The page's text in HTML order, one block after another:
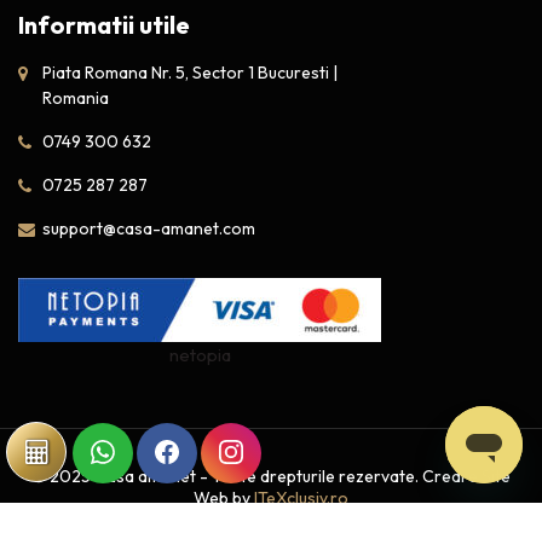
Informatii utile
Piata Romana Nr. 5, Sector 1 Bucuresti |
Romania
0749 300 632
0725 287 287
support@casa-amanet.com
netopia
© 2025 Casa amanet - Toate drepturile rezervate. Creare Site
Web byITeXclusiv.ro